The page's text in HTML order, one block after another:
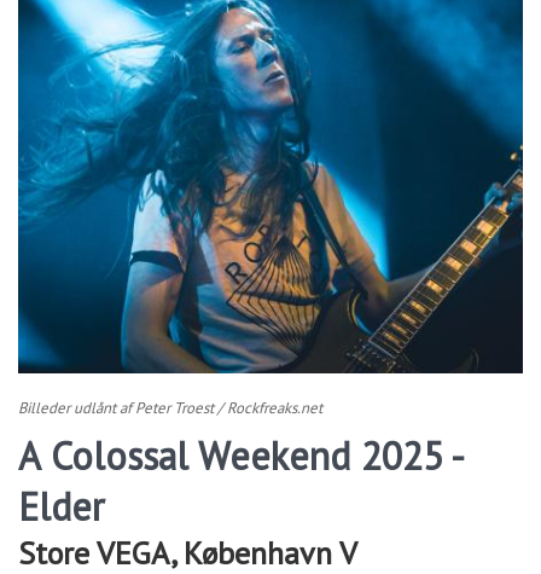
Billeder udlånt af Peter Troest / Rockfreaks.net
A Colossal Weekend 2025 -
Elder
Store VEGA, København V